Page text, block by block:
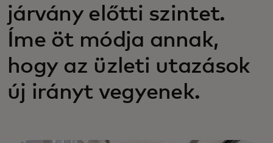
járvány előtti szintet.
Íme öt módja annak,
hogy az üzleti utazások
új irányt vegyenek.